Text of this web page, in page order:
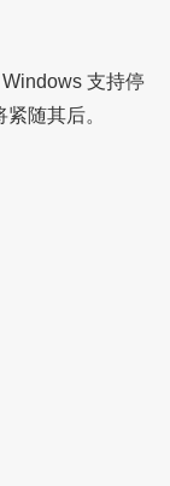
支持停
随其后。